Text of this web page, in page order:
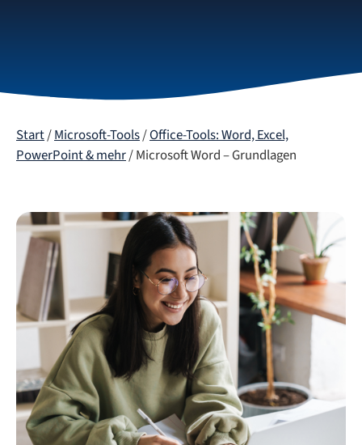
Start/Microsoft-Tools/Office-Tools: Word, Excel,
PowerPoint & mehr/ Microsoft Word – Grundlagen